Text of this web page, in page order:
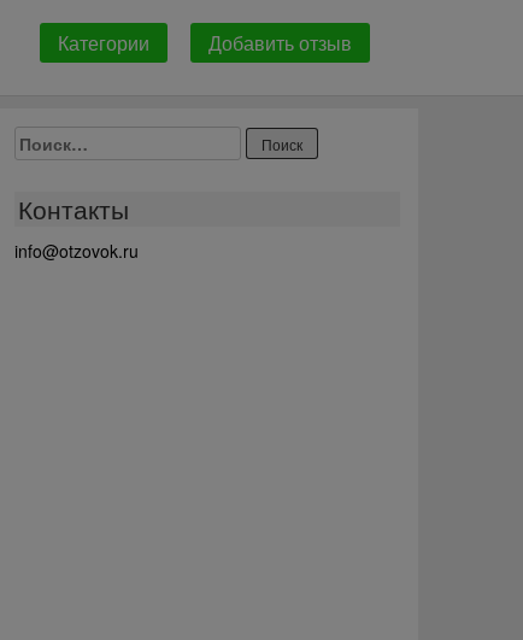
Категории Добавить отзыв
Найти:
Контакты
info@otzovok.ru